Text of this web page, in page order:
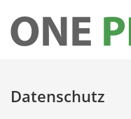
Datenschutz